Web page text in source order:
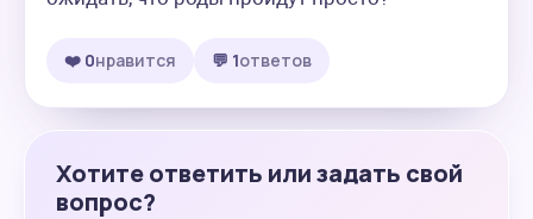
❤️ 0нравится 💬 1ответов
Хотите ответить или задать свой
вопрос?